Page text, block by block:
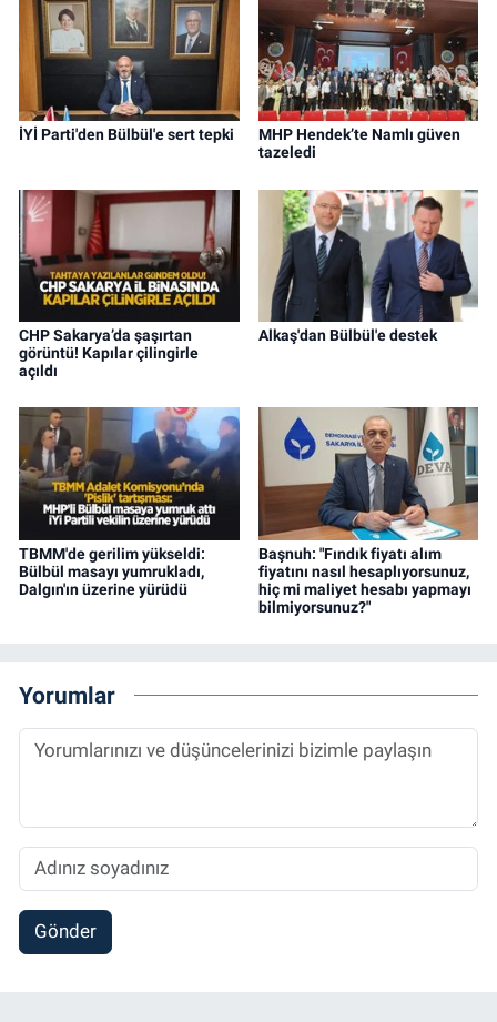
İYİ Parti'den Bülbül'e sert tepki
MHP Hendek’te Namlı güven
tazeledi
CHP Sakarya’da şaşırtan
görüntü! Kapılar çilingirle
açıldı
Alkaş'dan Bülbül'e destek
TBMM'de gerilim yükseldi:
Bülbül masayı yumrukladı,
Dalgın'ın üzerine yürüdü
Başnuh: "Fındık fiyatı alım
fiyatını nasıl hesaplıyorsunuz,
hiç mi maliyet hesabı yapmayı
bilmiyorsunuz?"
Yorumlar
Gönder